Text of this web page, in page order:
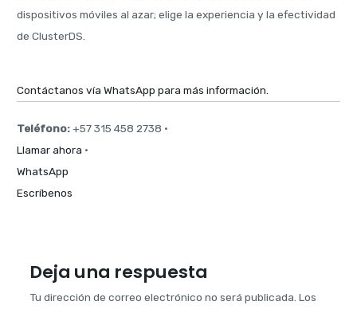
dispositivos móviles al azar; elige la experiencia y la efectividad
de ClusterDS.
Contáctanos vía WhatsApp para más información.
Teléfono:+57 315 458 2738 ·
Llamar ahora ·
WhatsApp
Escríbenos
Deja una respuesta
Tu dirección de correo electrónico no será publicada. Los